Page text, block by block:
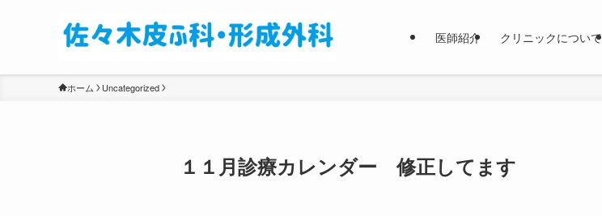
医師紹介 クリニックについて
ホーム Uncategorized
１１月診療カレンダー 修正してます